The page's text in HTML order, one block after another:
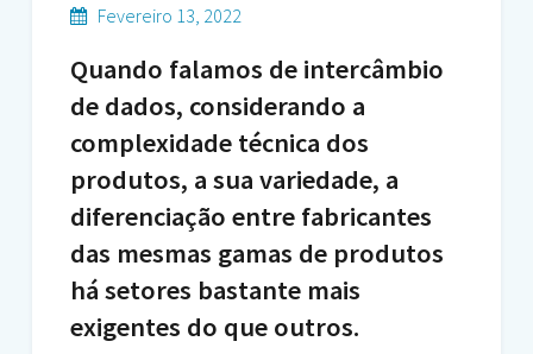
Fevereiro 13, 2022
Quando falamos de intercâmbio
de dados, considerando a
complexidade técnica dos
produtos, a sua variedade, a
diferenciação entre fabricantes
das mesmas gamas de produtos
há setores bastante mais
exigentes do que outros.